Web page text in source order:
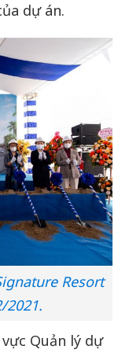
dự án.
Resort
2021.
Quản lý dự